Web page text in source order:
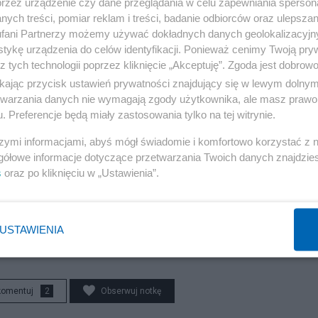
została też dokonana poza Europą: na różnych
w 1970, czy w Nigerii w latach 70-tych XX wieku.
głównie po prawej, ale na półkuli południowej po
których obowiązuje ruch lewostronny.
następna część -> Stronność
2 Obserwuj notkę
treści, pomiar reklam i treści, badanie odbiorców oraz
Partnerzy możemy używać dokładnych danych
urządzenia do celów identyfikacji. Ponieważ cenimy Twoją
tych technologii poprzez kliknięcie „Akceptuję”. Zgoda jest
przycisk ustawień prywatności znajdujący się w lewym
danych nie wymagają zgody użytkownika, ale masz
Preferencje będą miały zastosowania tylko na tej witrynie.
informacjami, abyś mógł świadomie i komfortowo korzystać z
informacje dotyczące przetwarzania Twoich danych
oraz po kliknięciu w „Ustawienia”.
USTAWIENIA